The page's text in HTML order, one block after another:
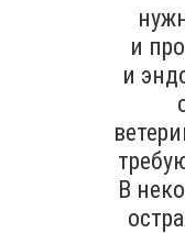
и
и
В